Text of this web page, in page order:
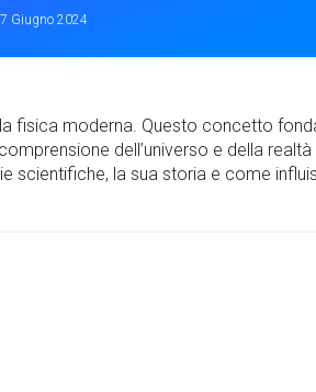
Giugno 2024
fisica moderna. Questo concetto
dell’universo e della
scientifiche, la sua storia e come